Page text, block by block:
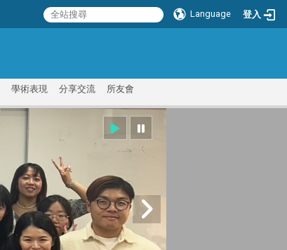
Language 登入
學術表現 分享交流 所友會